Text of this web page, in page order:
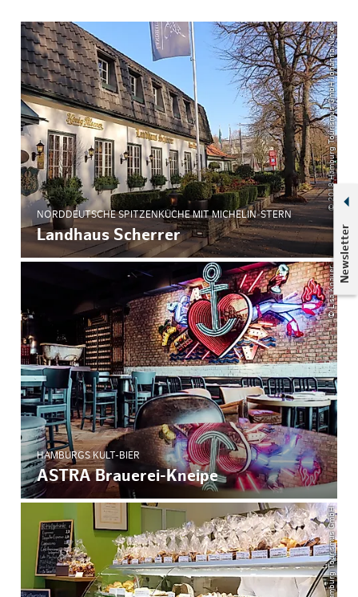
Newsletter
© 2018 Hamburg Tourismus GmbH Johanna Nickel
NORDDEUTSCHE SPITZENKÜCHE MIT MICHELIN‑STERN
Landhaus Scherrer
© Lisa Knauer
HAMBURGS KULT-BIER
ASTRA Brauerei-Kneipe
© Hamburg Tourismus GmbH